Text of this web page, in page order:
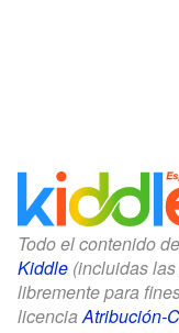
Todo el contenido
Kiddle (incluidas
libremente para
licenciaAtribución-